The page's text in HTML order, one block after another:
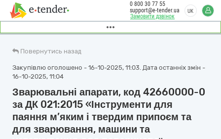
Замовити дзвінок
0 800 30 77 55
support@e-tender.ua
UK
Повернутись назад
Закупівлю оголошено - 16-10-2025, 11:03. Дата останніх змін -
16-10-2025, 11:04
Зварювальні апарати, код 42660000-0
за ДК 021:2015 «Інструменти для
паяння м’яким і твердим припоєм та
для зварювання, машини та